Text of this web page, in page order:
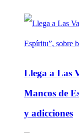
Llega a Las
Mancos de
y adicciones